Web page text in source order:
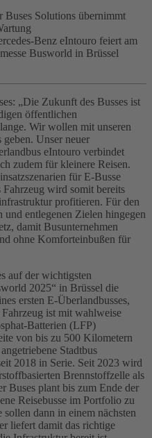
Buses Solutions übernimmt
eIntouro feiert am
Busworld in Brüssel
„Die Zukunft des Busses ist
öffentlichen
Wir wollen mit unseren
Unser neuer
eIntouro verbindet
zudem für kleinere Reisen.
für E‑Busse
wird somit bereits
profitieren. Für den
und entlegenen Zielen hingegen
damit Busunternehmen
ohne Komforteinbußen für
auf der wichtigsten
2025“ in Brüssel die
ersten E‑Überlandbusses,
ist mit wahlweise
Batterien (LFP)
von bis zu 500 Kilometern
Stadtbus
2018 in Serie. Seit 2023 wird
Brennstoffzelle als
Buses plant bis zum Ende der
Reisebusse im Portfolio zu
dann in einem nächsten
liefert damit das richtige